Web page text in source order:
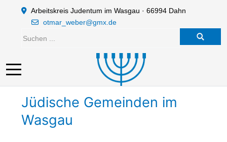
Arbeitskreis Judentum im Wasgau · 66994 Dahn
otmar_weber@gmx.de
Mobile Menu Toggle
Jüdische Gemeinden im
Wasgau